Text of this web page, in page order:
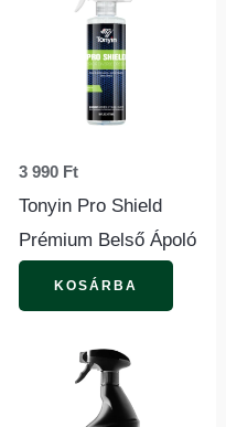
3 990 Ft
Tonyin Pro Shield
Prémium Belső Ápoló
KOSÁRBA